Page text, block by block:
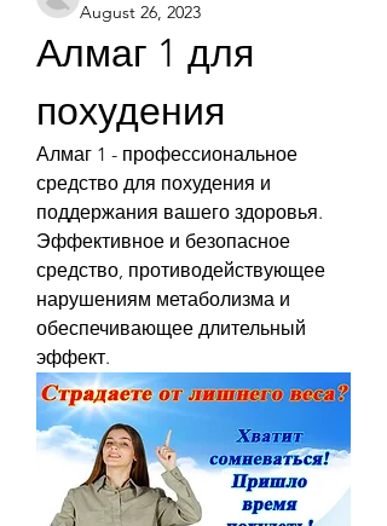
August 26, 2023
Алмаг 1 для
похудения
Алмаг 1 - профессиональное
средство для похудения и
поддержания вашего здоровья.
Эффективное и безопасное
средство, противодействующее
нарушениям метаболизма и
обеспечивающее длительный
эффект.